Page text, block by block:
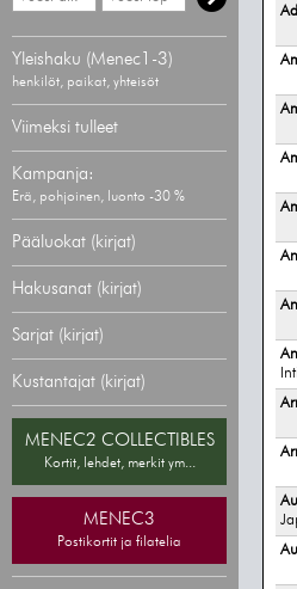
vähimmäisvuosienimmäisvuosi
Yleishaku (Menec1-3)
henkilöt, paikat, yhteisöt
Viimeksi tulleet
Kampanja:
Erä, pohjoinen, luonto -30 %
Pääluokat (kirjat)
Hakusanat (kirjat)
Sarjat (kirjat)
Kustantajat (kirjat)
MENEC2 COLLECTIBLES
Kortit, lehdet, merkit ym...
MENEC3
Postikortit ja filatelia